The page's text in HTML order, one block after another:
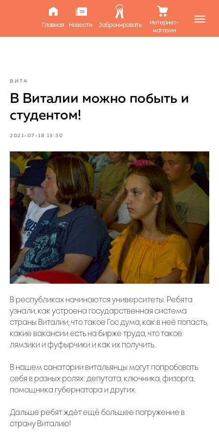
Главная Новости Забронировать
Интернет-
магазин
ВИТА
В Виталии можно побыть и
студентом!
2021-07-18 13:30
В республиках начинаются университеты. Ребята
узнали, как устроена государственная система
страны Виталии, что такое Гос дума, как в неё попасть,
какие вакансии есть на бирже труда, что такое
лямзики и фуфырчики и как их получить.
В нашем санатории витальянцы могут попробовать
себя в разных ролях: депутата, ключника, физорга,
помощника губернатора и других.
Дальше ребят ждёт ещё большее погружение в
страну Виталию!